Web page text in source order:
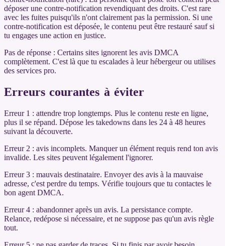
déposer une contre-notification revendiquant des droits. C'est rare
avec les fuites puisqu'ils n'ont clairement pas la permission. Si une
contre-notification est déposée, le contenu peut être restauré sauf si
tu engages une action en justice.
Pas de réponse : Certains sites ignorent les avis DMCA
complètement. C'est là que tu escalades à leur hébergeur ou utilises
des services pro.
Erreurs courantes à éviter
Erreur 1 : attendre trop longtemps. Plus le contenu reste en ligne,
plus il se répand. Dépose les takedowns dans les 24 à 48 heures
suivant la découverte.
Erreur 2 : avis incomplets. Manquer un élément requis rend ton avis
invalide. Les sites peuvent légalement l'ignorer.
Erreur 3 : mauvais destinataire. Envoyer des avis à la mauvaise
adresse, c'est perdre du temps. Vérifie toujours que tu contactes le
bon agent DMCA.
Erreur 4 : abandonner après un avis. La persistance compte.
Relance, redépose si nécessaire, et ne suppose pas qu'un avis règle
tout.